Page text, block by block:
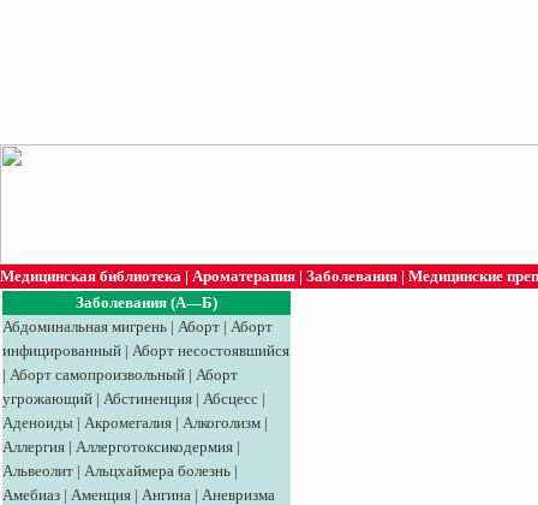
Медицинская библиотека | Ароматерапия | Заболевания | Медицинские
Заболевания (А—Б)
Абдоминальная мигрень | Аборт | Аборт
инфицированный | Аборт несостоявшийся
| Аборт самопроизвольный | Аборт
угрожающий | Абстиненция | Абсцесс |
Аденоиды | Акромегалия | Алкоголизм |
Аллергия | Аллерготоксикодермия |
Альвеолит | Альцхаймера болезнь |
Амебиаз | Аменция | Ангина | Аневризма